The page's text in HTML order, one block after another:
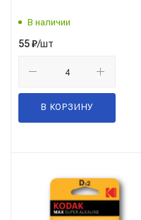
В наличии
55₽/шт
В КОРЗИНУ